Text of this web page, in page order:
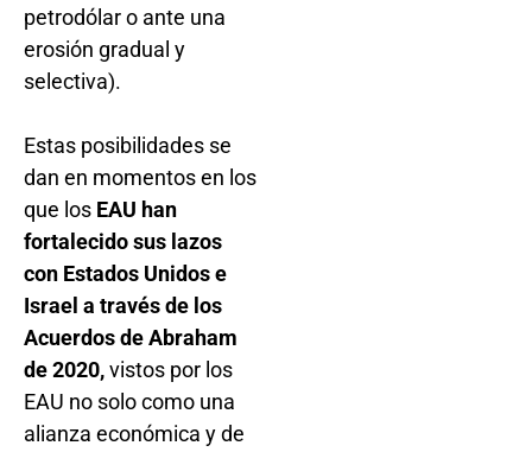
petrodólar o ante una
erosión gradual y
selectiva).
Estas posibilidades se
dan en momentos en los
que los EAU han
fortalecido sus lazos
con Estados Unidos e
Israel a través de los
Acuerdos de Abraham
de 2020,vistos por los
EAU no solo como una
alianza económica y de